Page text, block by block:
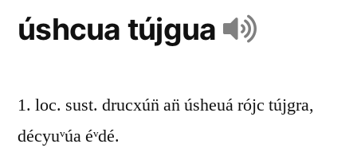
úshcua tújgua
1. loc. sust. drucxún̈ an̈ úsheuá rójc tújgra,
décyuᵛúa éᵛdé.